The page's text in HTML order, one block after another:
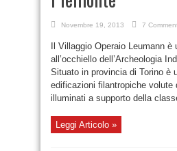
Novembre 19, 2013 7
Il Villaggio Operaio Leumann è
all’occhiello dell’Archeologia
Situato in provincia di Torino è
edificazioni filantropiche volute
illuminati a supporto della
Leggi Articolo »